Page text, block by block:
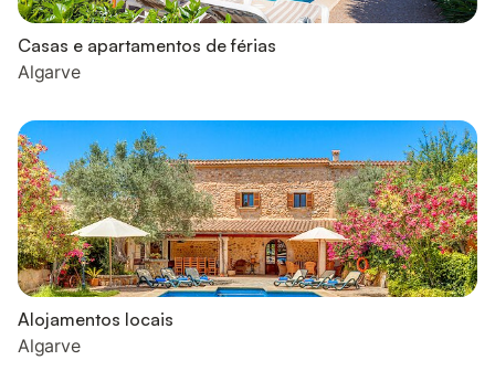
Casas e apartamentos de férias
Algarve
Alojamentos locais
Algarve